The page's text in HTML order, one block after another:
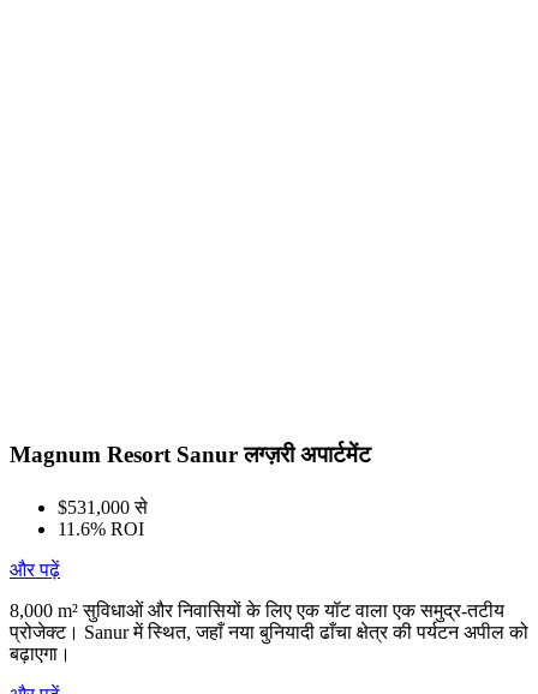
Magnum Resort Sanur लग्ज़री अपार्टमेंट
$531,000 से
11.6% ROI
और पढ़ें
8,000 m² सुविधाओं और निवासियों के लिए एक यॉट वाला एक समुद्र-तटीय
प्रोजेक्ट। Sanur में स्थित, जहाँ नया बुनियादी ढाँचा क्षेत्र की पर्यटन अपील को
बढ़ाएगा।